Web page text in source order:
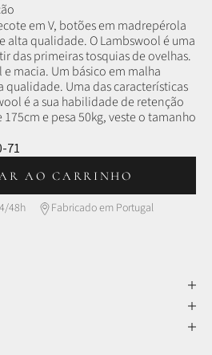
em V, botões em madrepérola
alta qualidade. O Lambswool é uma
das primeiras tosquias de ovelhas.
macia. Um básico em malha
qualidade. Uma das características
é a sua habilidade de retenção
e pesa 50kg, veste o tamanho
71
AO CARRINHO
48h
Fabricado em Portugal